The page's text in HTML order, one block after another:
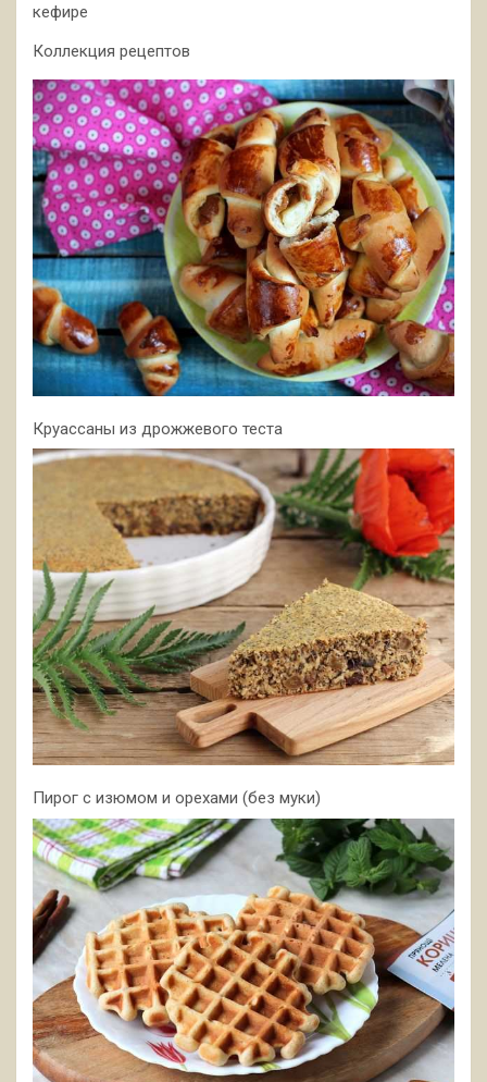
кефире
Коллекция рецептов
Круассаны из дрожжевого теста
Пирог с изюмом и орехами (без муки)